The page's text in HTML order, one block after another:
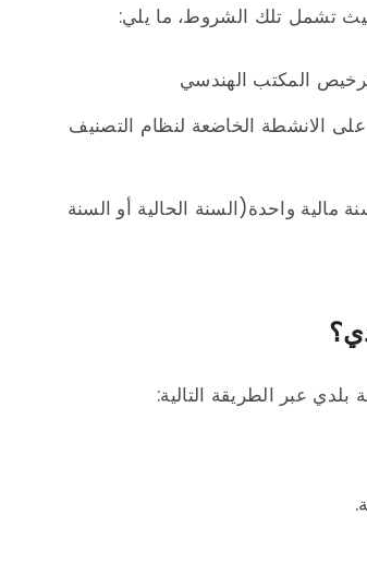
حيث تشمل تلك الشروط، ما يلي:
المكتب الهندسي
الانشطة الخاضعة لنظام التصنيف
مالية واحدة(السنة الحالية أو السنة
عبر الطريقة التالية: